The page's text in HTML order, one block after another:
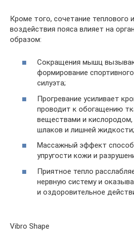
Кроме того, сочетание теплового
воздействия пояса влияет на
образом:
Сокращения мышц
формирование
силуэта;
Прогревание усиливает
проводит к обогащению
веществами и
шлаков и лишней жидкости;
Массажный эффект
упругости кожи и
Приятное тепло
нервную систему и
и оздоровительное
Vibro Shape